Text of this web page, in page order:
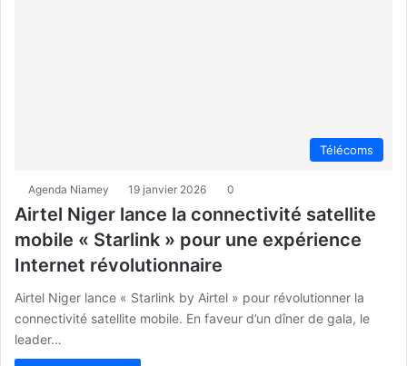
Télécoms
Agenda Niamey 19 janvier 2026 0
Airtel Niger lance la connectivité satellite
mobile « Starlink » pour une expérience
Internet révolutionnaire
Airtel Niger lance « Starlink by Airtel » pour révolutionner la
connectivité satellite mobile. En faveur d’un dîner de gala, le
leader…